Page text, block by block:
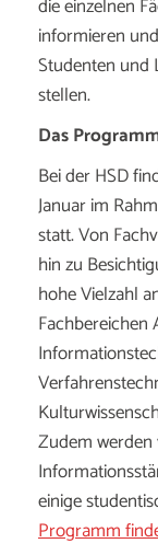
die einzelnen
informieren
Studenten und
stellen.
Das
Bei der HSD
Januar im
statt. Von
hin zu
hohe Vielzahl
Fachbereichen
Zudem
einige
Programm